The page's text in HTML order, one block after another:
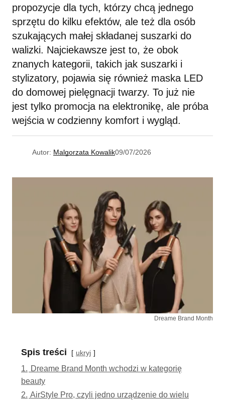
propozycje dla tych, którzy chcą jednego
sprzętu do kilku efektów, ale też dla osób
szukających małej składanej suszarki do
walizki. Najciekawsze jest to, że obok
znanych kategorii, takich jak suszarki i
stylizatory, pojawia się również maska LED
do domowej pielęgnacji twarzy. To już nie
jest tylko promocja na elektronikę, ale próba
wejścia w codzienny komfort i wygląd.
Autor: Malgorzata Kowalik09/07/2026
Dreame Brand Month
Spis treści ukryj
1. Dreame Brand Month wchodzi w kategorię
beauty
2. AirStyle Pro, czyli jedno urządzenie do wielu